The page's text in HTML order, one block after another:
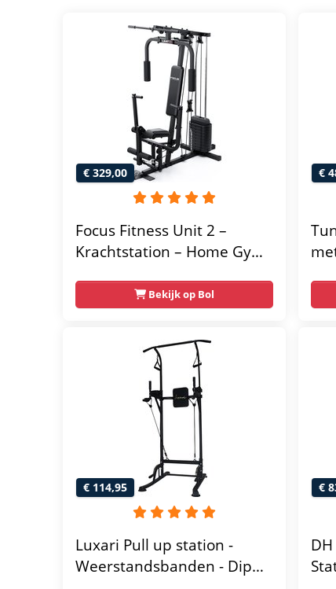
€ 329,00
Focus Fitness Unit 2 –
Krachtstation – Home Gym
Bekijk op Bol
€
€ 114,95
Luxari Pull up station -
Weerstandsbanden - Dip
€